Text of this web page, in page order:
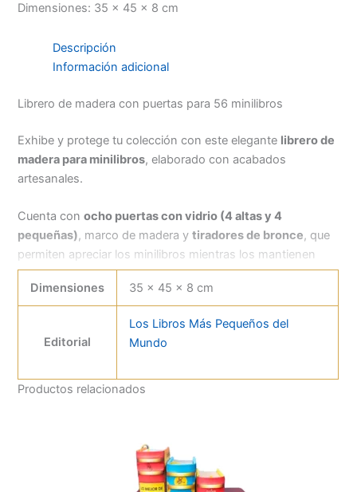
Dimensiones: 35 x 45 x 8 cm
Descripción
Información adicional
Librero de madera con puertas para 56 minilibros
Exhibe y protege tu colección con este elegante librero de
madera para minilibros, elaborado con acabados
artesanales.
Cuenta conocho puertas con vidrio (4 altas y 4
pequeñas), marco de madera ytiradores de bronce, que
permiten apreciar los minilibros mientras los mantienen
protegidos del polvo. Además, incorporacuatro cajones
funcionalesque realzan su diseño clásico.
Es el complemento ideal para coleccionistas, amantes de la
lectura y quienes desean crear una pequeña biblioteca en
Fabricado en madera.
Capacidad para 56 minilibros.
Ocho puertas con vidrio.
Dimensiones 35 × 45 × 8 cm
Editorial
Los Libros Más Pequeños del
Mundo
Productos relacionados